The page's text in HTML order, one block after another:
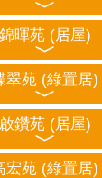
錦暉苑 (居屋)
翠苑 (綠置居)
啟鑽苑 (居屋)
宏苑 (綠置居)